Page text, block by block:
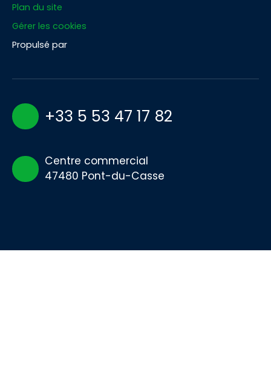
Plan du site
Gérer les cookies
Propulsé par
+33 5 53 47 17 82
Centre commercial
47480 Pont-du-Casse